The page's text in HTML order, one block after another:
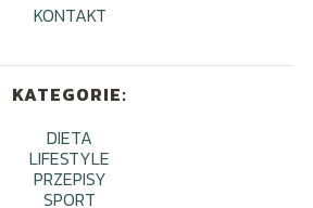
KONTAKT
KATEGORIE:
DIETA
LIFESTYLE
PRZEPISY
SPORT